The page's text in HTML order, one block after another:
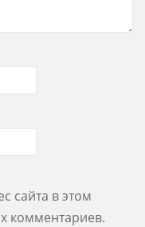
сайта в этом
комментариев.